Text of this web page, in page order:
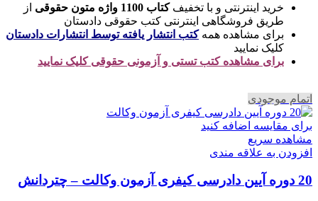
خرید اینترنتی و با تخفیفکتاب 1100 واژه متون حقوقی
از
طریق فروشگاهی اینترنتی کتب حقوقی دادستان
برای مشاهده همهکتب انتشار یافته توسط انتشارات دادستان
کلیک نمایید
برای مشاهده کتب تستی و آزمونی حقوقی کلیک نمایید
اتمام موجودی
برای مقایسه اضافه کنید
مشاهده سریع
افزودن به علاقه مندی
20 دوره آیین دادرسی کیفری آزمون وکالت – چتردانش